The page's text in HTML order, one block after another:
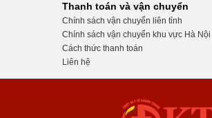
Thanh toán và vận chuyển
Chính sách vận chuyển liên tỉnh
Chính sách vận chuyển khu vực Hà Nội
Cách thức thanh toán
Liên hệ